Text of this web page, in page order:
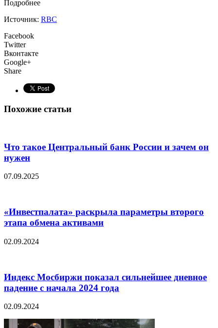
Подробнее
Источник: RBC
Facebook
Twitter
Вконтакте
Google+
Share
Похожие статьи
Что такое Центральный банк России и зачем он
нужен
07.09.2025
«Инвестпалата» раскрыла параметры второго
этапа обмена активами
02.09.2024
Индекс Мосбиржи показал сильнейшее дневное
падение с начала 2024 года
02.09.2024